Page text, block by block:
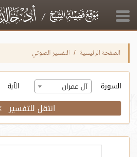
الصفحة الرئيسية التفسير الصوتي
السورة آل عمران الآية
انتقل للتفسير